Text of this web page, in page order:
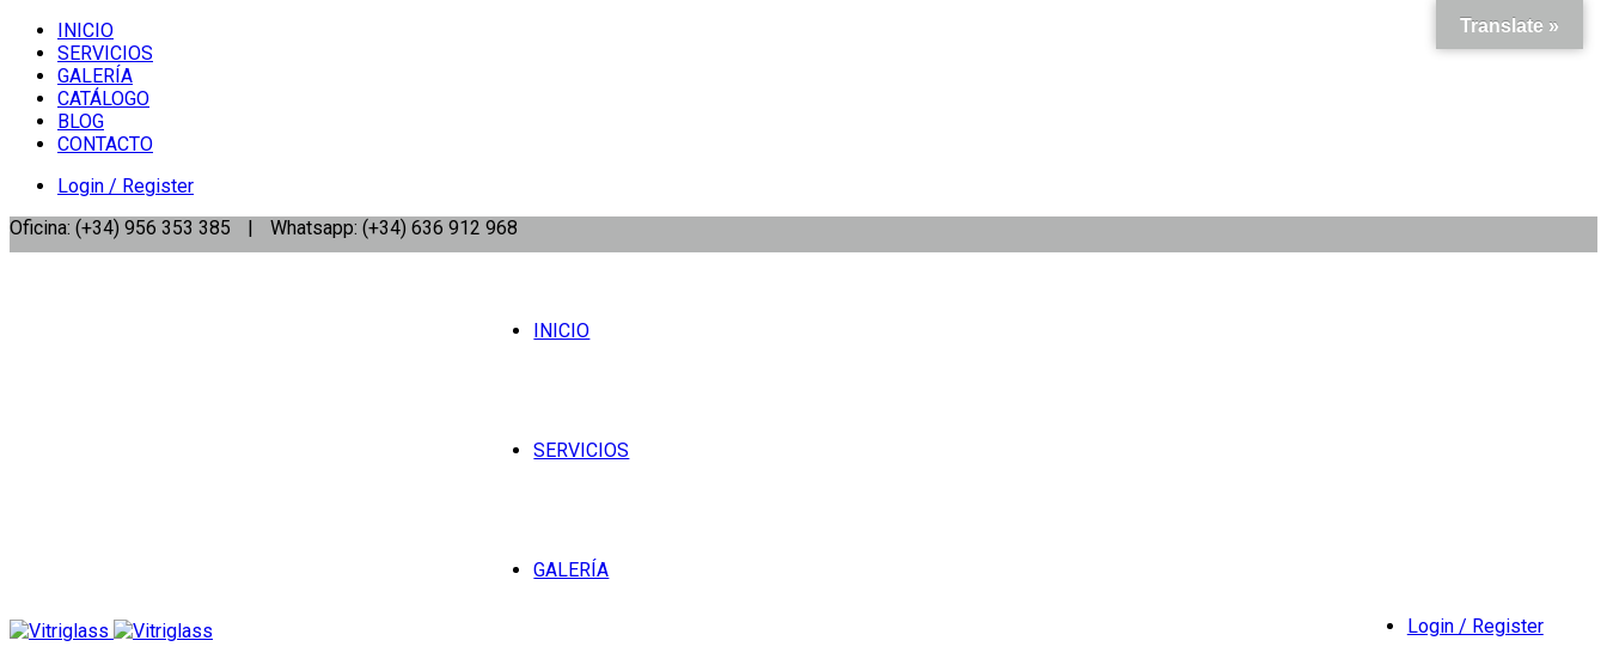
INICIO
SERVICIOS
GALERÍA
CATÁLOGO
BLOG
CONTACTO
Login / Register
Oficina: (+34) 956 353 385
| Whatsapp: (+34) 636 912 968
INICIO
SERVICIOS
GALERÍA
Login / Register
Translate »